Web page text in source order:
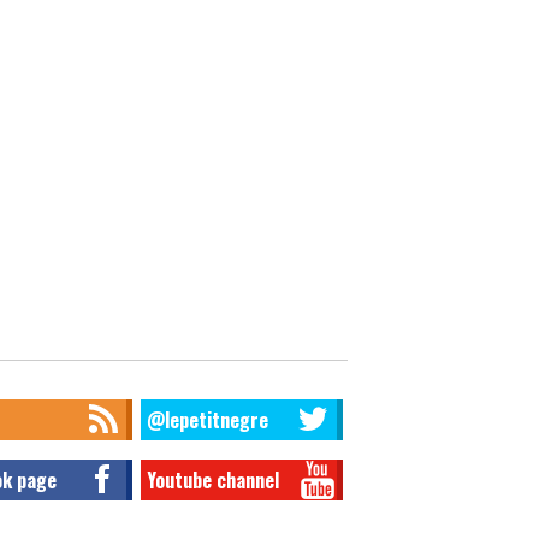
@lepetitnegre
page Youtube channel